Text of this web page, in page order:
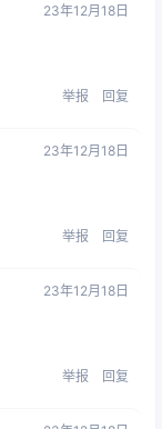
23年12月18日
举报 回复
23年12月18日
举报 回复
23年12月18日
举报 回复